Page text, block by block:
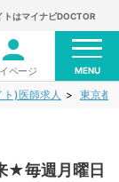
はマイナビDOCTOR
ページ MENU
)医師求人 東京都
★毎週月曜日